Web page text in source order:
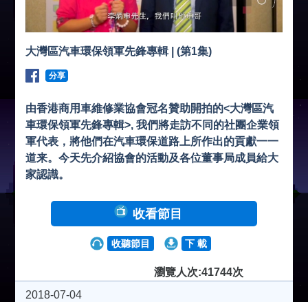
大灣區汽車環保領軍先鋒專輯 | (第1集)
分享
由香港商用車維修業協會冠名贊助開拍的<大灣區汽
車環保領軍先鋒專輯>, 我們將走訪不同的社團企業領
軍代表，將他們在汽車環保道路上所作出的貢獻一一
道来。今天先介紹協會的活動及各位董事局成員給大
家認識。
收看節目
收聽節目 下 載
瀏覽人次:41744次
2018-07-04